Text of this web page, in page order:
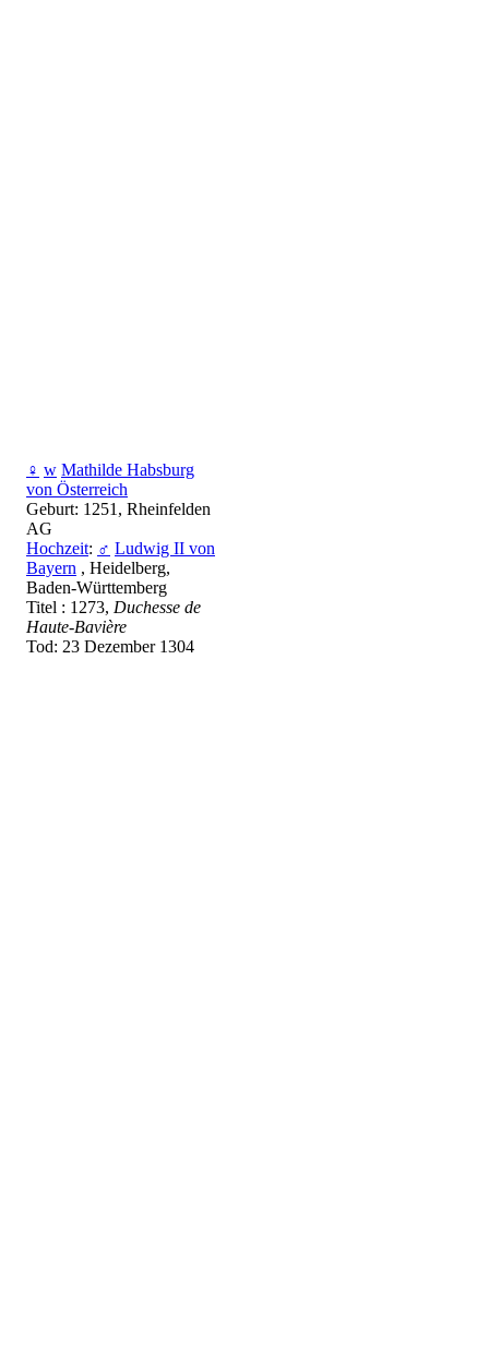
♀ w Mathilde Habsburg
von Österreich
Geburt: 1251, Rheinfelden
AG
Hochzeit: ♂ Ludwig II von
Bayern , Heidelberg,
Baden-Württemberg
Titel : 1273, Duchesse de
Haute-Bavière
Tod: 23 Dezember 1304